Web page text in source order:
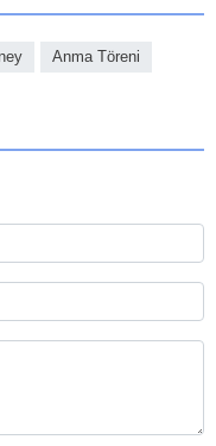
Anma Töreni